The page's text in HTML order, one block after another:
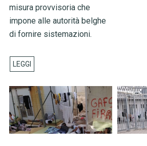
misura provvisoria che
impone alle autorità belghe
di fornire sistemazioni.